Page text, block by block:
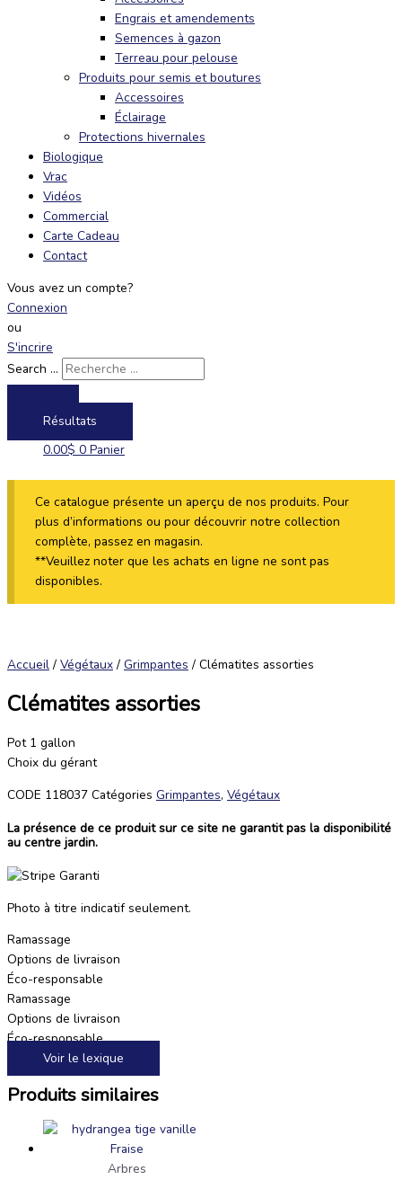
Engrais et amendements
Semences à gazon
Terreau pour pelouse
Produits pour semis et boutures
Accessoires
Éclairage
Protections hivernales
Biologique
Vrac
Vidéos
Commercial
Carte Cadeau
Contact
Vous avez un compte?
Connexion
ou
S'incrire
Search ...
Résultats
0.00$ 0 Panier
Ce catalogue présente un aperçu de nos produits. Pour
plus d’informations ou pour découvrir notre collection
complète, passez en magasin.
**Veuillez noter que les achats en ligne ne sont pas
disponibles.
Accueil / Végétaux / Grimpantes / Clématites assorties
Clématites assorties
Pot 1 gallon
Choix du gérant
CODE 118037 Catégories Grimpantes, Végétaux
La présence de ce produit sur ce site ne garantit pas la disponibilité
au centre jardin.
Photo à titre indicatif seulement.
Ramassage
Options de livraison
Éco-responsable
Ramassage
Options de livraison
Éco-responsable
Voir le lexique
Produits similaires
Arbres